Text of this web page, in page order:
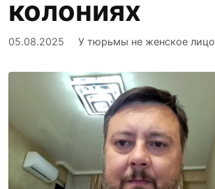
колониях
05.08.2025 У тюрьмы не женское лицо